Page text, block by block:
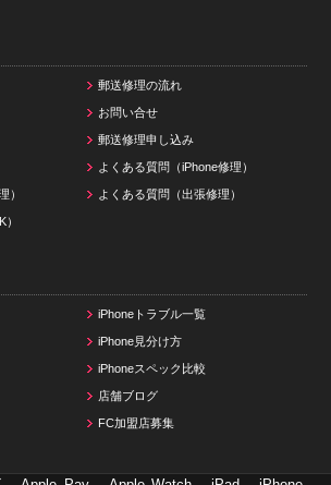
郵送修理の流れ
お問い合せ
郵送修理申し込み
よくある質問（iPhone修理）
） よくある質問（出張修理）
iPhoneトラブル一覧
iPhone見分け方
iPhoneスペック比較
店舗ブログ
FC加盟店募集